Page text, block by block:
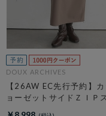
DOUX ARCHIVES
【26AW EC先行予約】
ョーゼットサイドＺＩＰ